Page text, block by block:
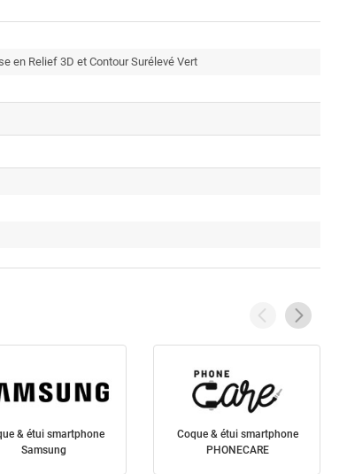
en Relief 3D et Contour Surélevé Vert
& étui smartphone
Samsung
Coque & étui smartphone
PHONECARE